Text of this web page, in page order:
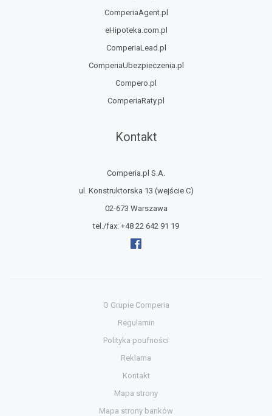
ComperiaAgent.pl
eHipoteka.com.pl
ComperiaLead.pl
ComperiaUbezpieczenia.pl
Compero.pl
ComperiaRaty.pl
Kontakt
Comperia.pl S.A.
ul. Konstruktorska 13 (wejście C)
02-673 Warszawa
tel./fax: +48 22 642 91 19
O Grupie Comperia
Regulamin
Polityka poufności
Reklama
Kontakt
Mapa strony
Mapa strony banków